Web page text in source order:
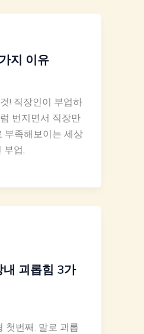
지 이유
! 직장인이 부업하
번지면서 직장만
부족해보이는 세상
부업,
괴롭힘 3가
첫번째. 말로 괴롭